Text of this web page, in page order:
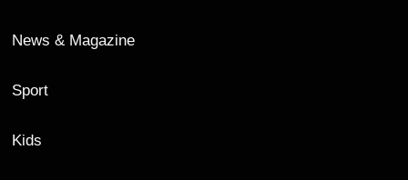
News & Magazine
Sport
Kids